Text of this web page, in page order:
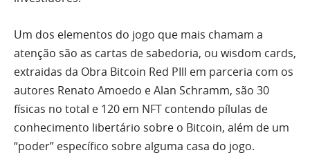
Um dos elementos do jogo que mais chamam a
atenção são as cartas de sabedoria, ou wisdom cards,
extraidas da Obra Bitcoin Red PIll em parceria com os
autores Renato Amoedo e Alan Schramm, são 30
físicas no total e 120 em NFT contendo pílulas de
conhecimento libertário sobre o Bitcoin, além de um
“poder” específico sobre alguma casa do jogo.